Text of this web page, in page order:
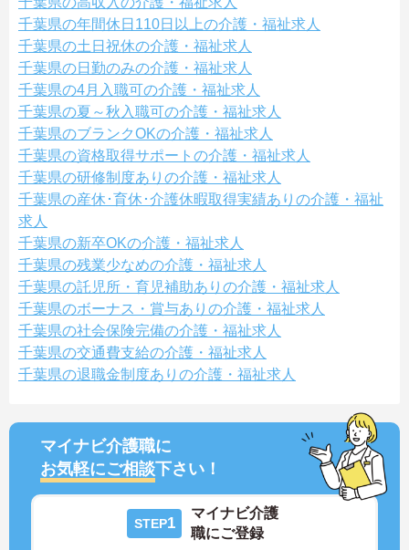
千葉県の年間休日110日以上の介護・福祉求人
千葉県の土日祝休の介護・福祉求人
千葉県の日勤のみの介護・福祉求人
千葉県の4月入職可の介護・福祉求人
千葉県の夏～秋入職可の介護・福祉求人
千葉県のブランクOKの介護・福祉求人
千葉県の資格取得サポートの介護・福祉求人
千葉県の研修制度ありの介護・福祉求人
千葉県の産休･育休･介護休暇取得実績ありの介護・福祉
求人
千葉県の新卒OKの介護・福祉求人
千葉県の残業少なめの介護・福祉求人
千葉県の託児所・育児補助ありの介護・福祉求人
千葉県のボーナス・賞与ありの介護・福祉求人
千葉県の社会保険完備の介護・福祉求人
千葉県の交通費支給の介護・福祉求人
千葉県の退職金制度ありの介護・福祉求人
マイナビ介護職に
お気軽にご相談下さい！
STEP1
マイナビ介護
職にご登録